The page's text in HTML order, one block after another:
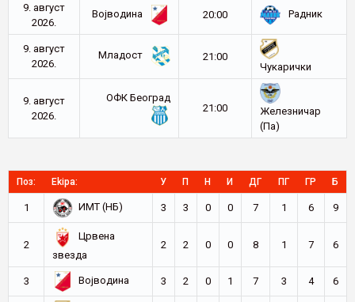
9. август
2026.
Војводина 20:00 Радник
9. август
2026.
Младост
21:00
Чукарички
9. август
2026.
ОФК Београд
21:00
Железничар
(Па)
Поз: Ekipa: У П Н И ДГ ПГ ГР Б
1 ИМТ (НБ) 3 3 0 0 7 1 6 9
2
Црвена
звезда
2 2 0 0 8 1 7 6
3 Војводина 3 2 0 1 7 3 4 6